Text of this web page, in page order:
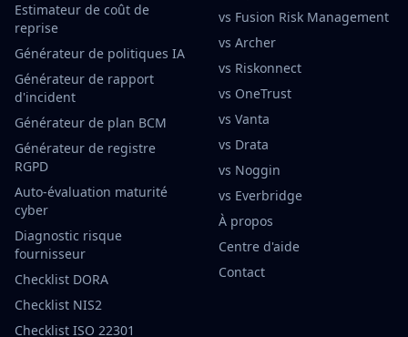
Estimateur de coût de
reprise
Générateur de politiques IA
Générateur de rapport
d'incident
Générateur de plan BCM
Générateur de registre
RGPD
Auto-évaluation maturité
cyber
Diagnostic risque
fournisseur
Checklist DORA
Checklist NIS2
Checklist ISO 22301
vs Fusion Risk Management
vs Archer
vs Riskonnect
vs OneTrust
vs Vanta
vs Drata
vs Noggin
vs Everbridge
À propos
Centre d'aide
Contact